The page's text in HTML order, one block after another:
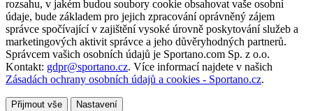
rozsahu, v jakém budou soubory cookie obsahovat vaše osobní
údaje, bude základem pro jejich zpracování oprávněný zájem
správce spočívající v zajištění vysoké úrovně poskytování služeb a
marketingových aktivit správce a jeho důvěryhodných partnerů.
Správcem vašich osobních údajů je Sportano.com Sp. z o.o.
Kontakt: gdpr@sportano.cz. Více informací najdete v našich
Zásadách ochrany osobních údajů a cookies - Sportano.cz.
Přijmout vše Nastavení